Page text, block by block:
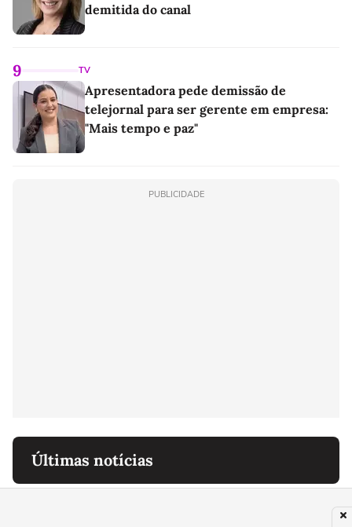
demitida do canal
9 TV
Apresentadora pede demissão de
telejornal para ser gerente em empresa:
"Mais tempo e paz"
PUBLICIDADE
Últimas notícias